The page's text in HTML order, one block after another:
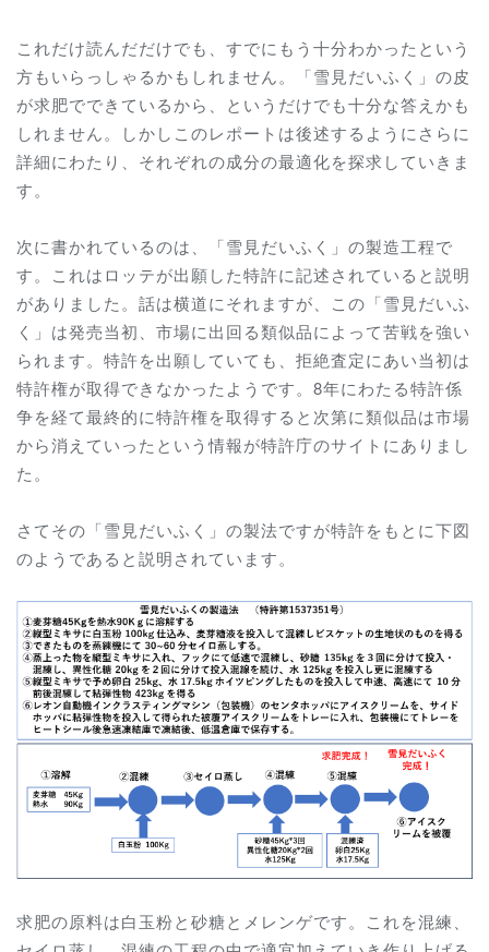
これだけ読んだだけでも、すでにもう十分わかったという
方もいらっしゃるかもしれません。「雪見だいふく」の皮
が求肥でできているから、というだけでも十分な答えかも
しれません。しかしこのレポートは後述するようにさらに
詳細にわたり、それぞれの成分の最適化を探求していきま
す。
次に書かれているのは、「雪見だいふく」の製造工程で
す。これはロッテが出願した特許に記述されていると説明
がありました。話は横道にそれますが、この「雪見だいふ
く」は発売当初、市場に出回る類似品によって苦戦を強い
られます。特許を出願していても、拒絶査定にあい当初は
特許権が取得できなかったようです。8年にわたる特許係
争を経て最終的に特許権を取得すると次第に類似品は市場
から消えていったという情報が特許庁のサイトにありまし
た。
さてその「雪見だいふく」の製法ですが特許をもとに下図
のようであると説明されています。
求肥の原料は白玉粉と砂糖とメレンゲです。これを混練、